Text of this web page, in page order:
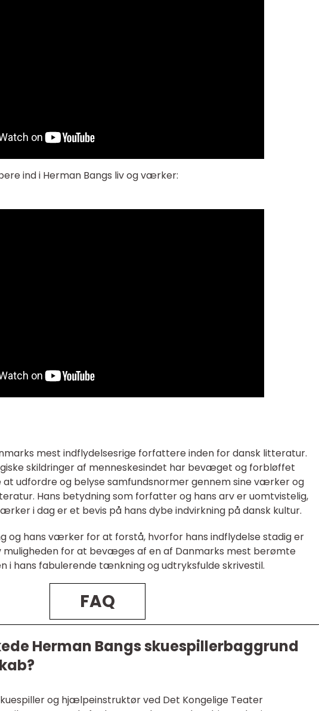
ind i Herman Bangs liv og værker:
mest indflydelsesrige forfattere inden for dansk litteratur.
skildringer af menneskesindet har bevæget og forbløffet
udfordre og belyse samfundsnormer gennem sine værker og
Hans betydning som forfatter og hans arv er uomtvistelig,
i dag er et bevis på hans dybe indvirkning på dansk kultur.
og hans værker for at forstå, hvorfor hans indflydelse stadig er
muligheden for at bevæges af en af Danmarks mest berømte
i hans fabulerende tænkning og udtryksfulde skrivestil.
FAQ
Herman Bangs skuespillerbaggrund
og hjælpeinstruktør ved Det Kongelige Teater